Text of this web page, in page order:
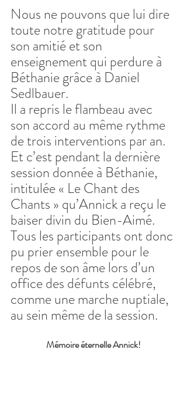
Nous ne pouvons que lui dire
toute notre gratitude pour
son amitié et son
enseignement qui perdure à
Béthanie grâce à Daniel
Sedlbauer.
Il a repris le flambeau avec
son accord au même rythme
de trois interventions par an.
Et c’est pendant la dernière
session donnée à Béthanie,
intitulée « Le Chant des
Chants » qu’Annick a reçu le
baiser divin du Bien-Aimé.
Tous les participants ont donc
pu prier ensemble pour le
repos de son âme lors d’un
office des défunts célébré,
comme une marche nuptiale,
au sein même de la session.
Mémoire éternelle Annick!